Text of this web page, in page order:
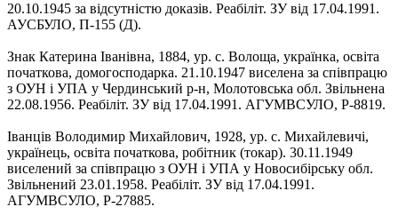
20.10.1945 за відсутністю доказів. Реабіліт. ЗУ від 17.04.1991.
АУСБУЛО, П-155 (Д).
Знак Катерина Іванівна, 1884, ур. с. Волоща, українка, освіта
початкова, домогосподарка. 21.10.1947 виселена за співпрацю
з ОУН і УПА у Чердинський р-н, Молотовська обл. Звільнена
22.08.1956. Реабіліт. ЗУ від 17.04.1991. АГУМВСУЛО, Р-8819.
Іванців Володимир Михайлович, 1928, ур. с. Михайлевичі,
українець, освіта початкова, робітник (токар). 30.11.1949
виселений за співпрацю з ОУН і УПА у Новосибірську обл.
Звільнений 23.01.1958. Реабіліт. ЗУ від 17.04.1991.
АГУМВСУЛО, Р-27885.